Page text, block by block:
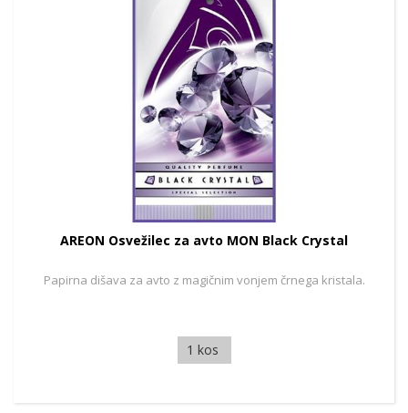
AREON Osvežilec za avto MON Black Crystal
Papirna dišava za avto z magičnim vonjem črnega kristala.
1 kos